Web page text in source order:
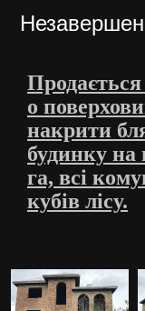
о
накрити
будинку на
га, всі
кубів лісу.